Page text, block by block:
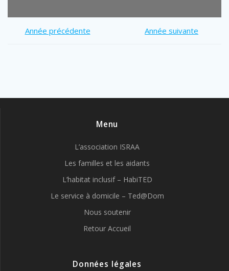
Année précédente Année suivante
Menu
L’association ISRAA
Les familles et les aidants
L’habitat inclusif – HabiTED
Le service à domicile – Ted@Dom
Nous soutenir
Retour Accueil
Données légales